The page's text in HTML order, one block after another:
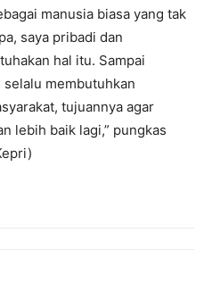
manusia biasa yang tak
saya pribadi dan
hal itu. Sampai
membutuhkan
tujuannya agar
lebih baik lagi,” pungkas